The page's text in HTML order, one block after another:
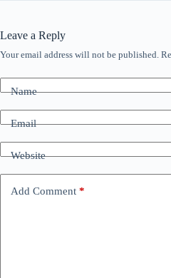
Leave a Reply
Your email address will not be published.
Name
Email
Website
Add Comment *